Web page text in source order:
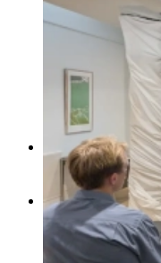
English
Keresés
Menu Menu